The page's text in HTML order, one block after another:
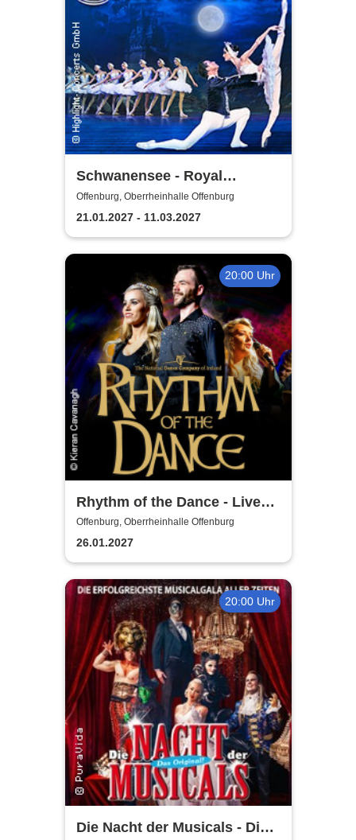
Schwanensee - Royal
Classical Ballet
Offenburg, Oberrheinhalle Offenburg
21.01.2027 - 11.03.2027
20:00 Uhr
Rhythm of the Dance - Live
2027
Offenburg, Oberrheinhalle Offenburg
26.01.2027
20:00 Uhr
Die Nacht der Musicals - Die